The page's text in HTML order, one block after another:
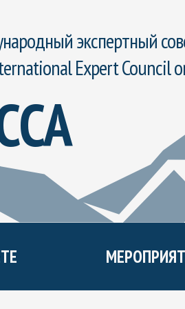
экспертный
Expert Council